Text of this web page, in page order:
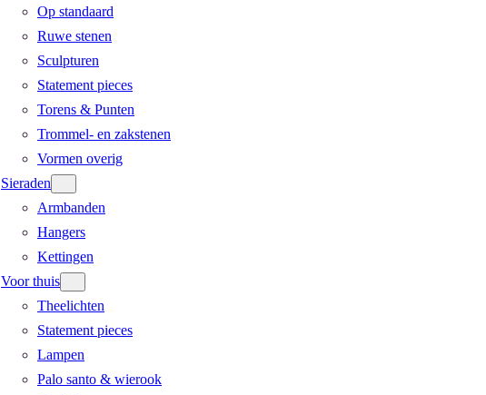
Op standaard
Ruwe stenen
Sculpturen
Statement pieces
Torens & Punten
Trommel- en zakstenen
Vormen overig
Sieraden
Armbanden
Hangers
Kettingen
Voor thuis
Theelichten
Statement pieces
Lampen
Palo santo & wierook